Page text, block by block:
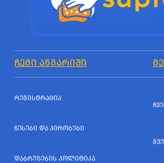
ᲩᲔᲛᲘ ᲐᲜᲒᲐᲠᲘᲨᲘ
ᲠᲔᲒᲘᲡᲢᲠᲐᲪᲘᲐ
ᲬᲔᲡᲔᲑᲘ ᲓᲐ ᲞᲘᲠᲝᲑᲔᲑᲘ
ᲓᲐᲑᲠᲣᲜᲔᲑᲘᲡ ᲞᲝᲚᲘᲢᲘᲙᲐ